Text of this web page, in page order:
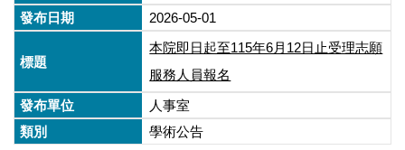
2026-05-01
本院即日起至115年6月12日止受理志願
服務人員報名
人事室
學術公告